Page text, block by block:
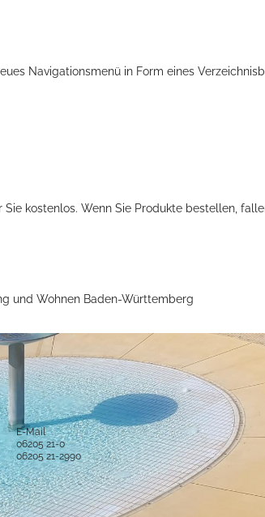
Navigationsmenü in Form eines
kostenlos. Wenn Sie Produkte bestellen,
und Wohnen Baden-Württemberg
Kontakt
Alle Ansprechpartner
E-Mail
06205 21-0
06205 21-2990
Sichere Kommunikation